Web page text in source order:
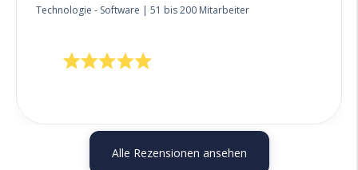
Technologie - Software | 51 bis 200 Mitarbeiter
Alle Rezensionen ansehen